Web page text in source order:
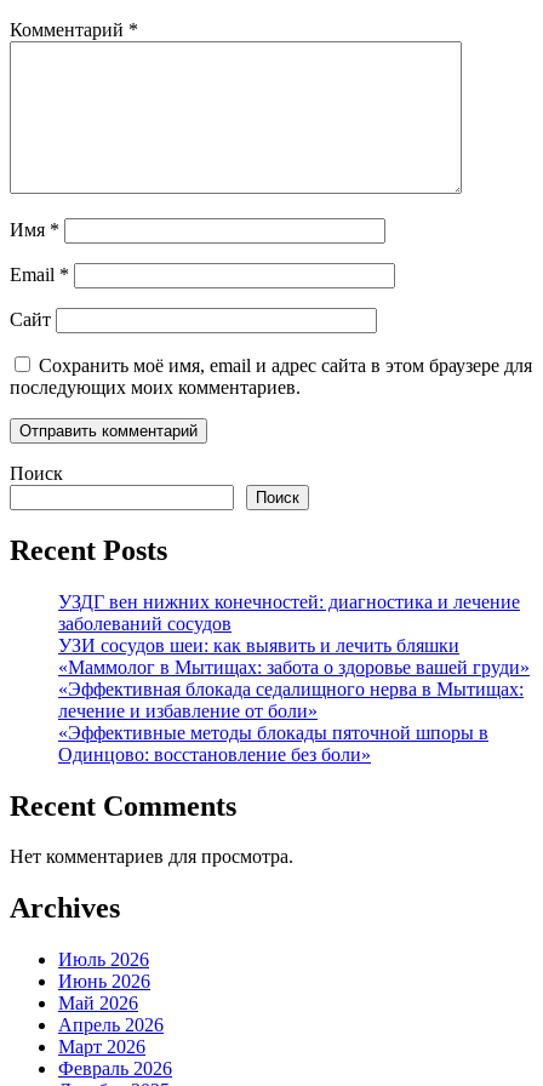
Комментарий *
Имя *
Email *
Сайт
Сохранить моё имя, email и адрес сайта в этом браузере для
последующих моих комментариев.
Поиск
Поиск
Recent Posts
УЗДГ вен нижних конечностей: диагностика и лечение
заболеваний сосудов
УЗИ сосудов шеи: как выявить и лечить бляшки
«Маммолог в Мытищах: забота о здоровье вашей груди»
«Эффективная блокада седалищного нерва в Мытищах:
лечение и избавление от боли»
«Эффективные методы блокады пяточной шпоры в
Одинцово: восстановление без боли»
Recent Comments
Нет комментариев для просмотра.
Archives
Июль 2026
Июнь 2026
Май 2026
Апрель 2026
Март 2026
Февраль 2026